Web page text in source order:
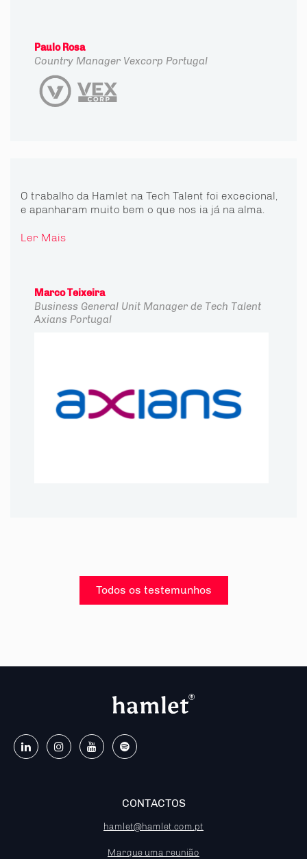
Paulo Rosa
Country Manager Vexcorp Portugal
O trabalho da Hamlet na Tech Talent foi excecional,
e apanharam muito bem o que nos ia já na alma.
Ler Mais
Marco Teixeira
Business General Unit Manager de Tech Talent
Axians Portugal
Todos os testemunhos
CONTACTOS
hamlet@hamlet.com.pt
Marque uma reunião